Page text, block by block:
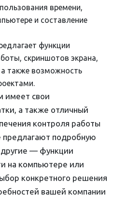
времени,
и составление
функции
скриншотов экрана,
также возможность
имеет свои
а также отличный
контроля работы
предлагают подробную
другие — функции
на компьютере или
конкретного решения
вашей компании